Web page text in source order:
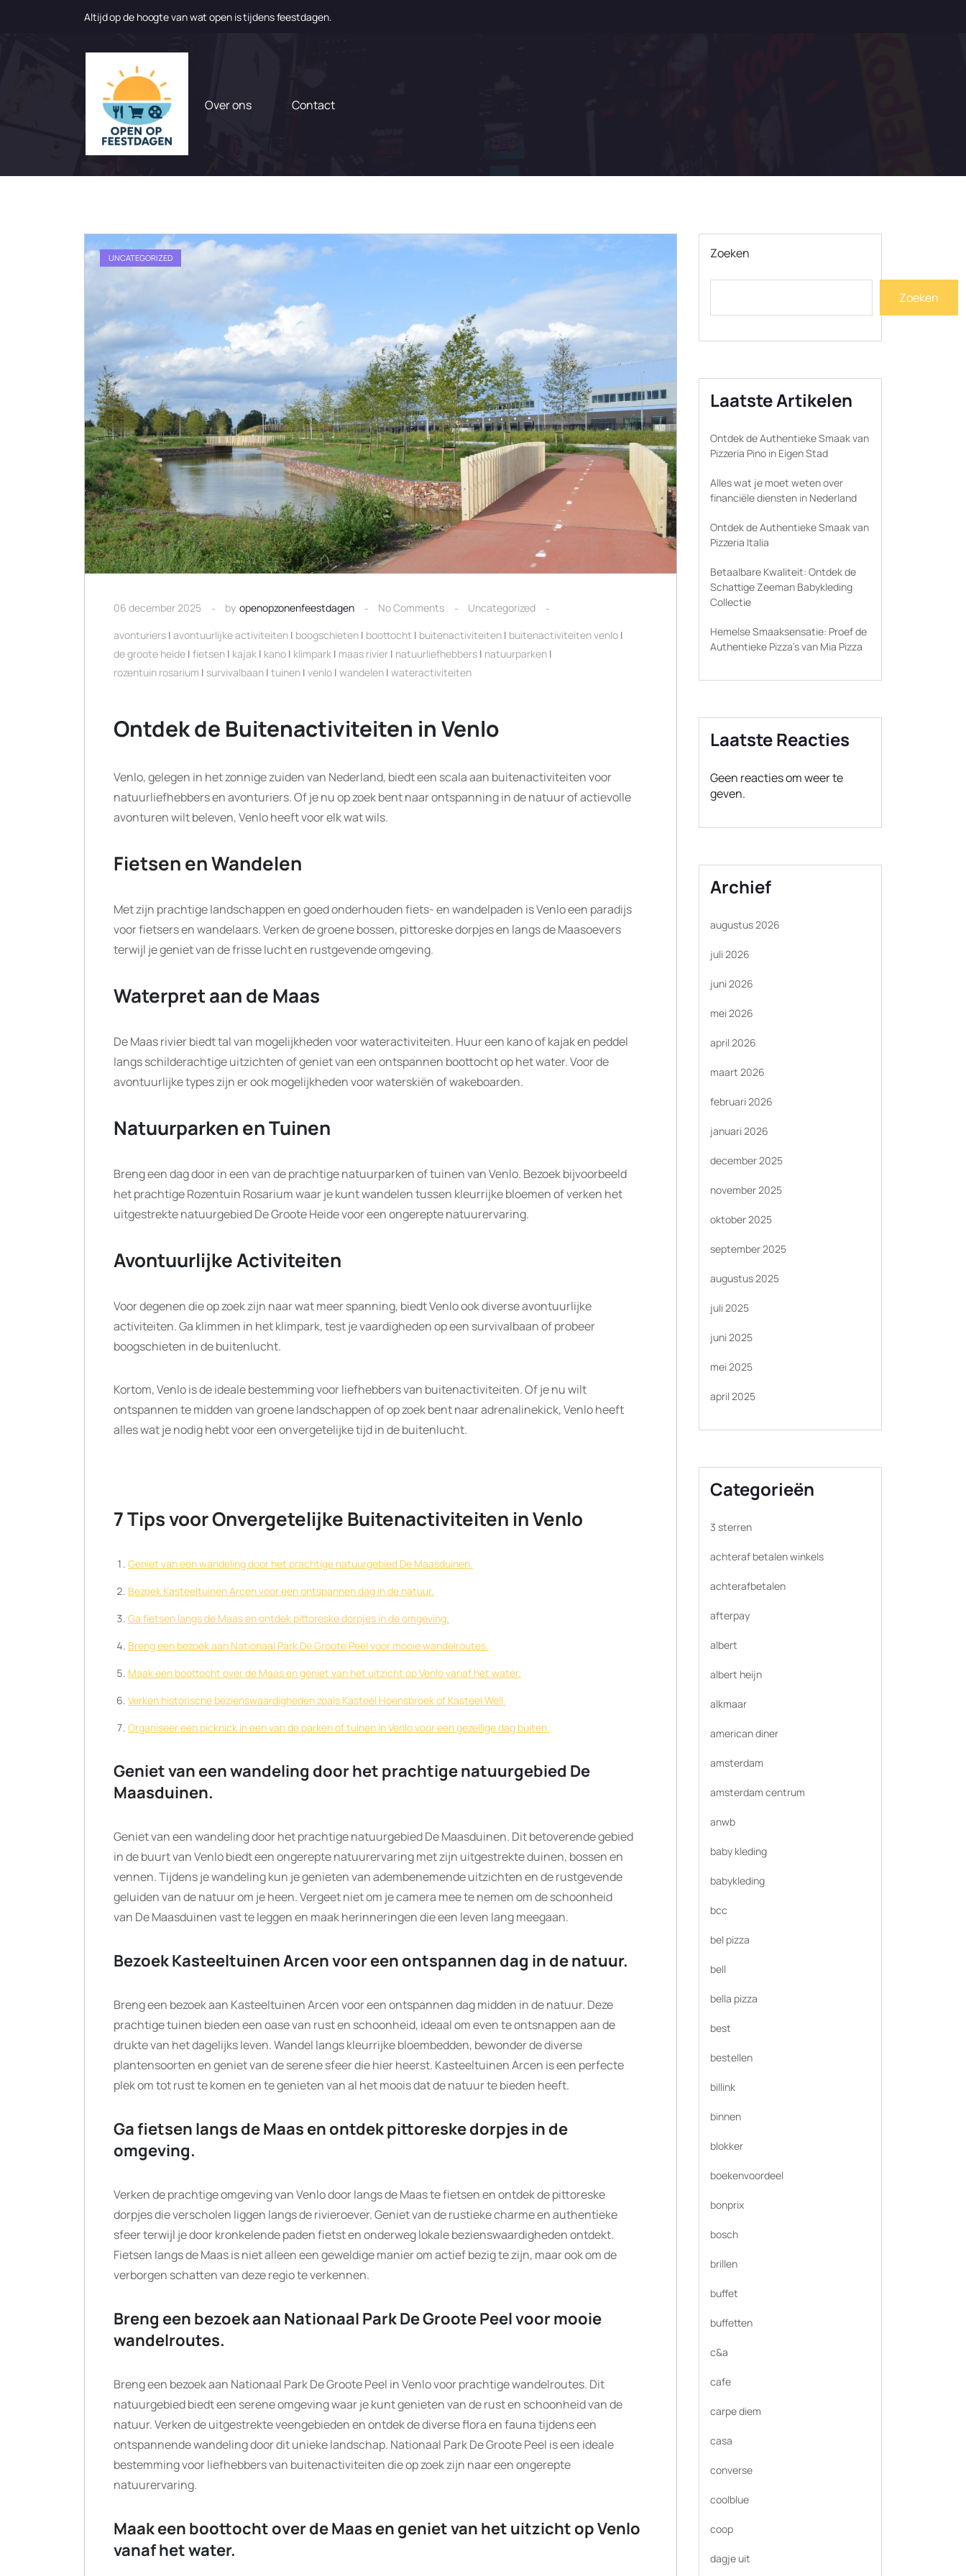
Altijd op de hoogte van wat open is tijdens feestdagen.
Over ons Contact
UNCATEGORIZED
06 december 2025 by openopzonenfeestdagen No Comments
Uncategorized
avonturiers | avontuurlijke activiteiten | boogschieten | boottocht | buitenactiviteiten | buitenactiviteiten venlo |
de groote heide | fietsen | kajak | kano | klimpark | maas rivier | natuurliefhebbers | natuurparken |
rozentuin rosarium | survivalbaan | tuinen | venlo | wandelen | wateractiviteiten
Ontdek de Buitenactiviteiten in Venlo
Venlo, gelegen in het zonnige zuiden van Nederland, biedt een scala aan buitenactiviteiten voor
natuurliefhebbers en avonturiers. Of je nu op zoek bent naar ontspanning in de natuur of actievolle
avonturen wilt beleven, Venlo heeft voor elk wat wils.
Fietsen en Wandelen
Met zijn prachtige landschappen en goed onderhouden fiets- en wandelpaden is Venlo een paradijs
voor fietsers en wandelaars. Verken de groene bossen, pittoreske dorpjes en langs de Maasoevers
terwijl je geniet van de frisse lucht en rustgevende omgeving.
Waterpret aan de Maas
De Maas rivier biedt tal van mogelijkheden voor wateractiviteiten. Huur een kano of kajak en peddel
langs schilderachtige uitzichten of geniet van een ontspannen boottocht op het water. Voor de
avontuurlijke types zijn er ook mogelijkheden voor waterskiën of wakeboarden.
Natuurparken en Tuinen
Breng een dag door in een van de prachtige natuurparken of tuinen van Venlo. Bezoek bijvoorbeeld
het prachtige Rozentuin Rosarium waar je kunt wandelen tussen kleurrijke bloemen of verken het
uitgestrekte natuurgebied De Groote Heide voor een ongerepte natuurervaring.
Avontuurlijke Activiteiten
Voor degenen die op zoek zijn naar wat meer spanning, biedt Venlo ook diverse avontuurlijke
activiteiten. Ga klimmen in het klimpark, test je vaardigheden op een survivalbaan of probeer
boogschieten in de buitenlucht.
Kortom, Venlo is de ideale bestemming voor liefhebbers van buitenactiviteiten. Of je nu wilt
ontspannen te midden van groene landschappen of op zoek bent naar adrenalinekick, Venlo heeft
alles wat je nodig hebt voor een onvergetelijke tijd in de buitenlucht.
7 Tips voor Onvergetelijke Buitenactiviteiten in Venlo
Geniet van een wandeling door het prachtige natuurgebied De Maasduinen.
Bezoek Kasteeltuinen Arcen voor een ontspannen dag in de natuur.
Ga fietsen langs de Maas en ontdek pittoreske dorpjes in de omgeving.
Breng een bezoek aan Nationaal Park De Groote Peel voor mooie wandelroutes.
Maak een boottocht over de Maas en geniet van het uitzicht op Venlo vanaf het water.
Verken historische bezienswaardigheden zoals Kasteel Hoensbroek of Kasteel Well.
Organiseer een picknick in een van de parken of tuinen in Venlo voor een gezellige dag buiten.
Geniet van een wandeling door het prachtige natuurgebied De
Maasduinen.
Geniet van een wandeling door het prachtige natuurgebied De Maasduinen. Dit betoverende gebied
in de buurt van Venlo biedt een ongerepte natuurervaring met zijn uitgestrekte duinen, bossen en
vennen. Tijdens je wandeling kun je genieten van adembenemende uitzichten en de rustgevende
geluiden van de natuur om je heen. Vergeet niet om je camera mee te nemen om de schoonheid
van De Maasduinen vast te leggen en maak herinneringen die een leven lang meegaan.
Bezoek Kasteeltuinen Arcen voor een ontspannen dag in de natuur.
Breng een bezoek aan Kasteeltuinen Arcen voor een ontspannen dag midden in de natuur. Deze
prachtige tuinen bieden een oase van rust en schoonheid, ideaal om even te ontsnappen aan de
drukte van het dagelijks leven. Wandel langs kleurrijke bloembedden, bewonder de diverse
plantensoorten en geniet van de serene sfeer die hier heerst. Kasteeltuinen Arcen is een perfecte
plek om tot rust te komen en te genieten van al het moois dat de natuur te bieden heeft.
Ga fietsen langs de Maas en ontdek pittoreske dorpjes in de
omgeving.
Verken de prachtige omgeving van Venlo door langs de Maas te fietsen en ontdek de pittoreske
dorpjes die verscholen liggen langs de rivieroever. Geniet van de rustieke charme en authentieke
sfeer terwijl je door kronkelende paden fietst en onderweg lokale bezienswaardigheden ontdekt.
Fietsen langs de Maas is niet alleen een geweldige manier om actief bezig te zijn, maar ook om de
verborgen schatten van deze regio te verkennen.
Breng een bezoek aan Nationaal Park De Groote Peel voor mooie
wandelroutes.
Breng een bezoek aan Nationaal Park De Groote Peel in Venlo voor prachtige wandelroutes. Dit
natuurgebied biedt een serene omgeving waar je kunt genieten van de rust en schoonheid van de
natuur. Verken de uitgestrekte veengebieden en ontdek de diverse flora en fauna tijdens een
ontspannende wandeling door dit unieke landschap. Nationaal Park De Groote Peel is een ideale
bestemming voor liefhebbers van buitenactiviteiten die op zoek zijn naar een ongerepte
natuurervaring.
Maak een boottocht over de Maas en geniet van het uitzicht op Venlo
vanaf het water.
Zoeken
Zoeken
Laatste Artikelen
Ontdek de Authentieke Smaak van
Pizzeria Pino in Eigen Stad
Alles wat je moet weten over
financiële diensten in Nederland
Ontdek de Authentieke Smaak van
Pizzeria Italia
Betaalbare Kwaliteit: Ontdek de
Schattige Zeeman Babykleding
Collectie
Hemelse Smaaksensatie: Proef de
Authentieke Pizza’s van Mia Pizza
Laatste Reacties
Geen reacties om weer te
geven.
Archief
augustus 2026
juli 2026
juni 2026
mei 2026
april 2026
maart 2026
februari 2026
januari 2026
december 2025
november 2025
oktober 2025
september 2025
augustus 2025
juli 2025
juni 2025
mei 2025
april 2025
Categorieën
3 sterren
achteraf betalen winkels
achterafbetalen
afterpay
albert
albert heijn
alkmaar
american diner
amsterdam
amsterdam centrum
anwb
baby kleding
babykleding
bcc
bel pizza
bell
bella pizza
best
bestellen
billink
binnen
blokker
boekenvoordeel
bonprix
bosch
brillen
buffet
buffetten
c&a
cafe
carpe diem
casa
converse
coolblue
coop
dagje uit